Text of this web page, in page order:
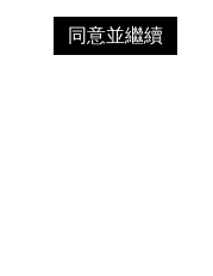
同意並繼續